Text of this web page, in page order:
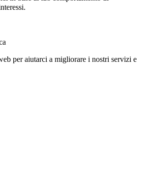
per aiutarci a migliorare i nostri servizi e